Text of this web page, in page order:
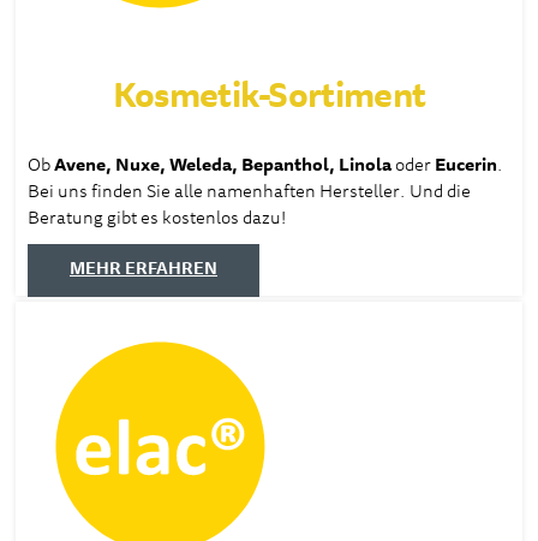
Kosmetik-Sortiment
Ob Avene, Nuxe, Weleda, Bepanthol, Linolaoder Eucerin.
Bei uns finden Sie alle namenhaften Hersteller. Und die
Beratung gibt es kostenlos dazu!
MEHR ERFAHREN